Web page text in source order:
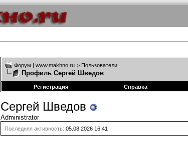
Форум | www.makhno.ru > Пользователи
Профиль Сергей Шведов
Регистрация
Справка
Сергей Шведов
Administrator
Последняя активность: 05.08.2026 16:41